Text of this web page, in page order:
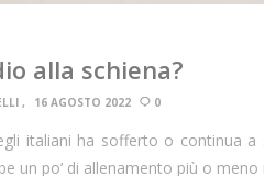
alla schiena?
16 AGOSTO 2022 0
italiani ha sofferto o continua a
un po’ di allenamento più o meno